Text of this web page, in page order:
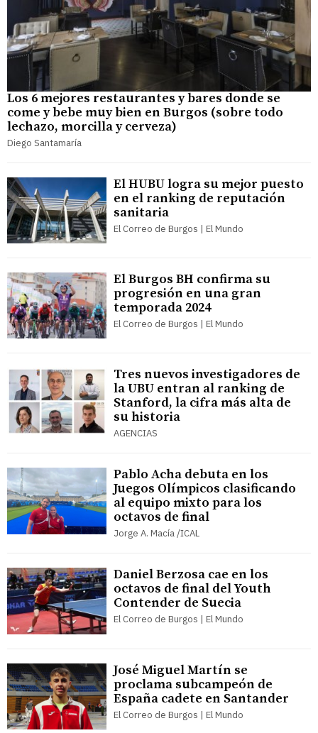
Los 6 mejores restaurantes y bares donde se
come y bebe muy bien en Burgos (sobre todo
lechazo, morcilla y cerveza)
Diego Santamaría
El HUBU logra su mejor puesto
en el ranking de reputación
sanitaria
El Correo de Burgos | El Mundo
El Burgos BH confirma su
progresión en una gran
temporada 2024
El Correo de Burgos | El Mundo
Tres nuevos investigadores de
la UBU entran al ranking de
Stanford, la cifra más alta de
su historia
AGENCIAS
Pablo Acha debuta en los
Juegos Olímpicos clasificando
al equipo mixto para los
octavos de final
Jorge A. Macía /ICAL
Daniel Berzosa cae en los
octavos de final del Youth
Contender de Suecia
El Correo de Burgos | El Mundo
José Miguel Martín se
proclama subcampeón de
España cadete en Santander
El Correo de Burgos | El Mundo